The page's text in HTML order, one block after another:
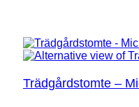
Trädgårdstomte –